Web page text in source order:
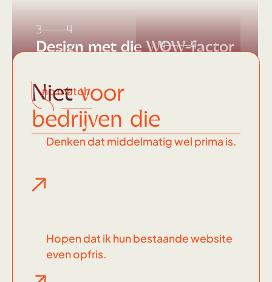
3 4
Design met die WOW-factor
4 4
no match
Nietvoor
bedrijven die
Denken dat middelmatig wel prima is.
Hopen dat ik hun bestaande website
even opfris.